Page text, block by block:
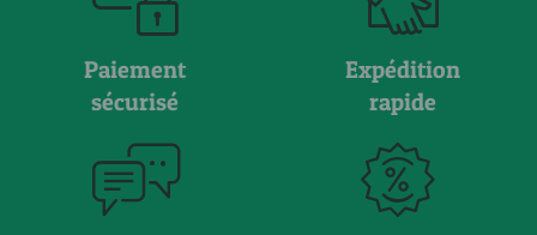
Paiement
sécurisé
Expédition
rapide